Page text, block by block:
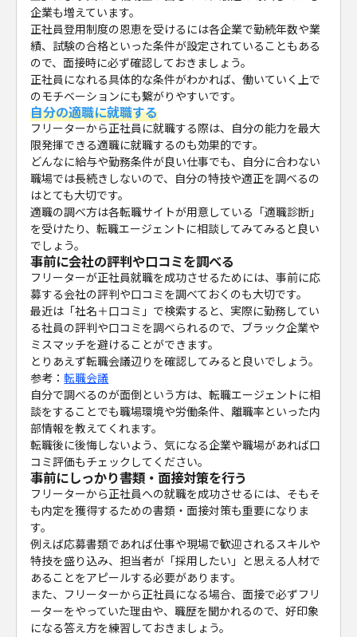
企業も増えています。
正社員登用制度の恩恵を受けるには各企業で勤続年数や業
績、試験の合格といった条件が設定されていることもある
ので、面接時に必ず確認しておきましょう。
正社員になれる具体的な条件がわかれば、働いていく上で
のモチベーションにも繋がりやすいです。
自分の適職に就職する
フリーターから正社員に就職する際は、自分の能力を最大
限発揮できる適職に就職するのも効果的です。
どんなに給与や勤務条件が良い仕事でも、自分に合わない
職場では長続きしないので、自分の特技や適正を調べるの
はとても大切です。
適職の調べ方は各転職サイトが用意している「適職診断」
を受けたり、転職エージェントに相談してみてみると良い
でしょう。
事前に会社の評判や口コミを調べる
フリーターが正社員就職を成功させるためには、事前に応
募する会社の評判や口コミを調べておくのも大切です。
最近は「社名＋口コミ」で検索すると、実際に勤務してい
る社員の評判や口コミを調べられるので、ブラック企業や
ミスマッチを避けることができます。
とりあえず転職会議辺りを確認してみると良いでしょう。
参考：転職会議
自分で調べるのが面倒という方は、転職エージェントに相
談をすることでも職場環境や労働条件、離職率といった内
部情報を教えてくれます。
転職後に後悔しないよう、気になる企業や職場があれば口
コミ評価もチェックしてください。
事前にしっかり書類・面接対策を行う
フリーターから正社員への就職を成功させるには、そもそ
も内定を獲得するための書類・面接対策も重要になりま
す。
例えば応募書類であれば仕事や現場で歓迎されるスキルや
特技を盛り込み、担当者が「採用したい」と思える人材で
あることをアピールする必要があります。
また、フリーターから正社員になる場合、面接で必ずフリ
ーターをやっていた理由や、職歴を聞かれるので、好印象
になる答え方を練習しておきましょう。